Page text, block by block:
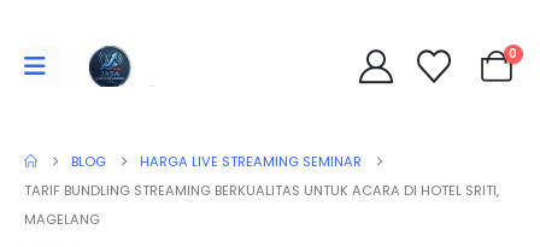
0
BLOG
HARGA LIVE STREAMING SEMINAR
TARIF BUNDLING STREAMING BERKUALITAS UNTUK ACARA DI HOTEL SRITI,
MAGELANG